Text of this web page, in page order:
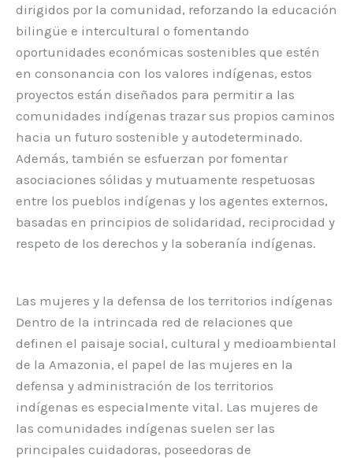
dirigidos por la comunidad, reforzando la educación
bilingüe e intercultural o fomentando
oportunidades económicas sostenibles que estén
en consonancia con los valores indígenas, estos
proyectos están diseñados para permitir a las
comunidades indígenas trazar sus propios caminos
hacia un futuro sostenible y autodeterminado.
Además, también se esfuerzan por fomentar
asociaciones sólidas y mutuamente respetuosas
entre los pueblos indígenas y los agentes externos,
basadas en principios de solidaridad, reciprocidad y
respeto de los derechos y la soberanía indígenas.
Las mujeres y la defensa de los territorios indígenas
Dentro de la intrincada red de relaciones que
definen el paisaje social, cultural y medioambiental
de la Amazonia, el papel de las mujeres en la
defensa y administración de los territorios
indígenas es especialmente vital. Las mujeres de
las comunidades indígenas suelen ser las
principales cuidadoras, poseedoras de